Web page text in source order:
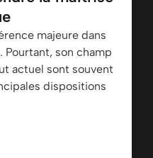
majeure dans
son champ
actuel sont souvent
dispositions